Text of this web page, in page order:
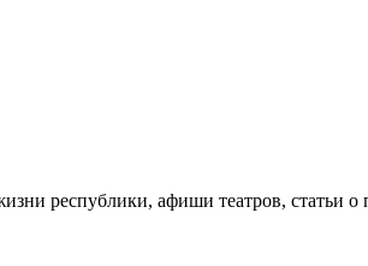
республики, афиши театров,